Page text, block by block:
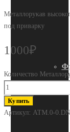
Металлорукав
под приварку
1000₽
Количество
Купить
Артикул: АТМ.0-